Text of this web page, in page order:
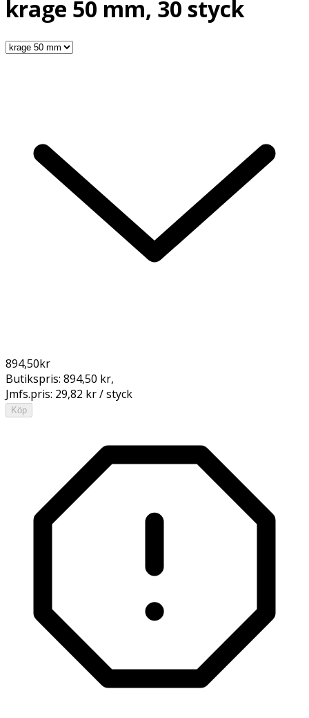
krage 50 mm, 30 styck
894,50kr
Butikspris: 894,50 kr,
Jmfs.pris: 29,82 kr / styck
Köp